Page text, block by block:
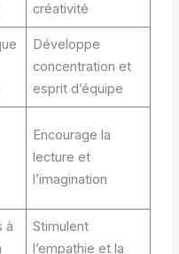
créativité
Développe
concentration et
esprit d’équipe
Encourage la
lecture et
l’imagination
à
Stimulent
l’empathie et la